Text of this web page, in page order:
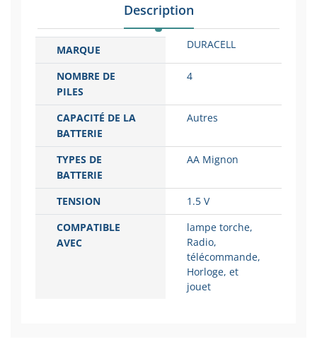
Description
MARQUE DURACELL
NOMBRE DE
PILES
4
CAPACITÉ DE LA
BATTERIE
Autres
TYPES DE
BATTERIE
AA Mignon
TENSION
1.5 V
COMPATIBLE
AVEC
lampe torche,
Radio,
télécommande,
Horloge, et
jouet